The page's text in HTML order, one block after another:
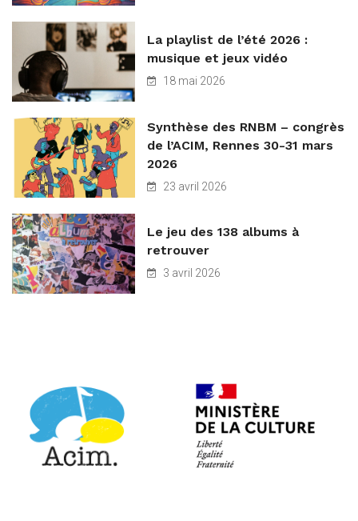
La playlist de l’été 2026 :
musique et jeux vidéo
18 mai 2026
Synthèse des RNBM – congrès
de l’ACIM, Rennes 30-31 mars
2026
23 avril 2026
Le jeu des 138 albums à
retrouver
3 avril 2026